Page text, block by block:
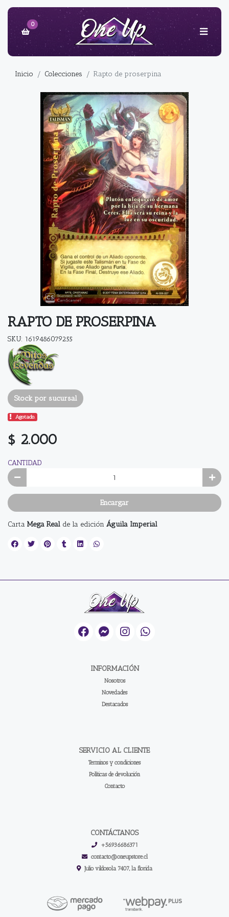
0
Inicio Colecciones Rapto de proserpina
RAPTO DE PROSERPINA
SKU: 1619486079255
Stock por sucursal
Agotado.
$ 2.000
CANTIDAD
Encargar
Carta Mega Real de la edición Águila Imperial
INFORMACIÓN
Nosotros
Novedades
Destacados
SERVICIO AL CLIENTE
Terminos y condiciones
Políticas de devolución
Contacto
CONTÁCTANOS
+56936686371
contacto@oneupstore.cl
Julio vildosola 7407, la florida